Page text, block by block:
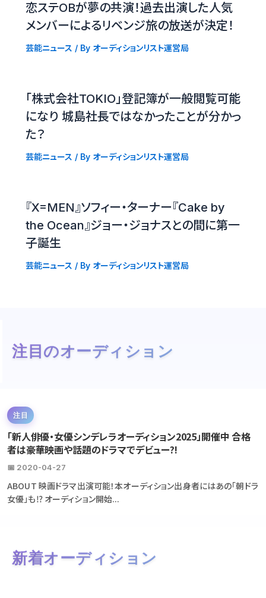
恋ステOBが夢の共演！過去出演した人気
メンバーによるリベンジ旅の放送が決定！
芸能ニュース / By オーディションリスト運営局
「株式会社TOKIO」登記簿が一般閲覧可能
になり 城島社長ではなかったことが分かっ
た？
芸能ニュース / By オーディションリスト運営局
『X=MEN』ソフィー・ターナー『Cake by
the Ocean』ジョー・ジョナスとの間に第一
子誕生
芸能ニュース / By オーディションリスト運営局
注目のオーディション
注目
「新人俳優・女優シンデレラオーディション2025」開催中 合格
者は豪華映画や話題のドラマでデビュー?!
📅 2020-04-27
ABOUT 映画ドラマ出演可能！本オーディション出身者にはあの「朝ドラ
女優」も⁉ オーディション開始...
新着オーディション